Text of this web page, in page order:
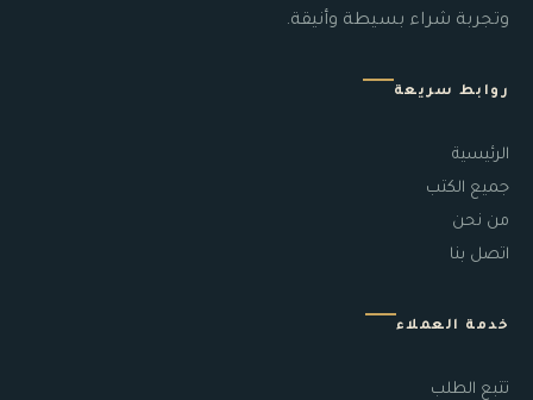
وتجربة شراء بسيطة وأنيقة.
روابط سريعة
الرئيسية
جميع الكتب
من نحن
اتصل بنا
خدمة العملاء
تتبع الطلب